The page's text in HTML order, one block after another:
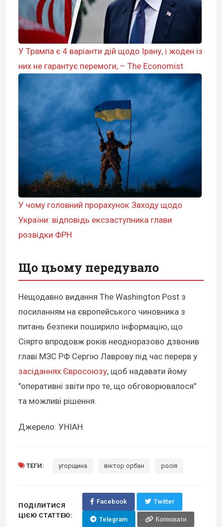
У Трампа є 4 варіанти дій щодо Ірану, і жоден із
них не гарантує перемоги, – The Economist
У чому головний прорахунок Заходу щодо
України: відповідь ексзаступника глави
розвідки ФРН
Що цьому передувало
Нещодавно видання The Washington Post з
посиланням на європейського чиновника з
питань безпеки поширило інформацію, що
Сіярто впродовж років неодноразово дзвонив
главі МЗС РФ Сергію Лаврову під час перерв у
засіданнях Євросоюзу, щоб надавати йому
"оперативні звіти про те, що обговорювалося"
та можливі рішення.
Джерело: УНІАН
ТЕГИ: угорщина віктор орбан росія
ПОДІЛИТИСЯ
ЦІЄЮ СТАТТЕЮ:
Facebook Twitter
Telegram Копіювати